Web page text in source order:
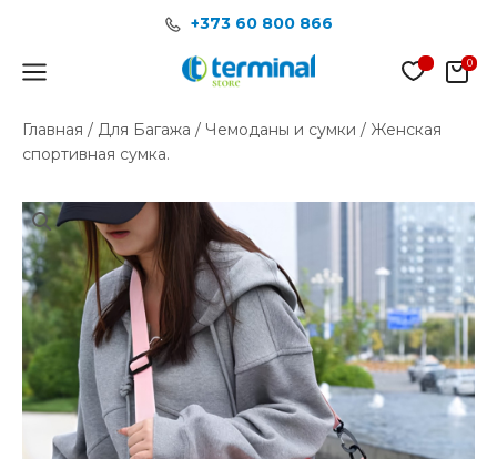
содержимому
+373 60 800 866
Main
Главная / Для Багажа / Чемоданы и сумки / Женская
спортивная сумка.
товара
Женская
спортивная
сумка.